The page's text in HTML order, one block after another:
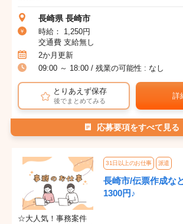
長崎県 長崎市
時給： 1,250円
交通費 支給無し
2か月更新
09:00 ～ 18:00 / 残業の可能性 : なし
とりあえず保存
後でまとめてみる
詳
応募要項をすべて見る
31日以上のお仕事 派遣
長崎市/伝票作成な
1300円♪
☆大人気！事務案件